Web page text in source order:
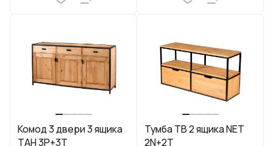
Комод 3 двери 3 ящика
ТAH 3P+3T
Тумба ТВ 2 ящика NET
2N+2T